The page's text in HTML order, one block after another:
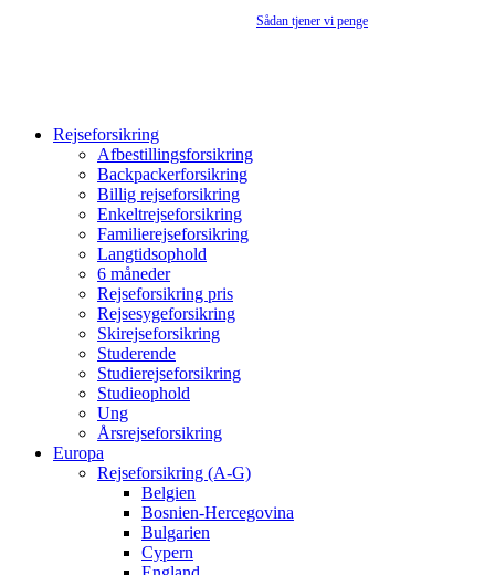
Sådan tjener vi penge
Rejseforsikring
Afbestillingsforsikring
Backpackerforsikring
Billig rejseforsikring
Enkeltrejseforsikring
Familierejseforsikring
Langtidsophold
6 måneder
Rejseforsikring pris
Rejsesygeforsikring
Skirejseforsikring
Studerende
Studierejseforsikring
Studieophold
Ung
Årsrejseforsikring
Europa
Rejseforsikring (A-G)
Belgien
Bosnien-Hercegovina
Bulgarien
Cypern